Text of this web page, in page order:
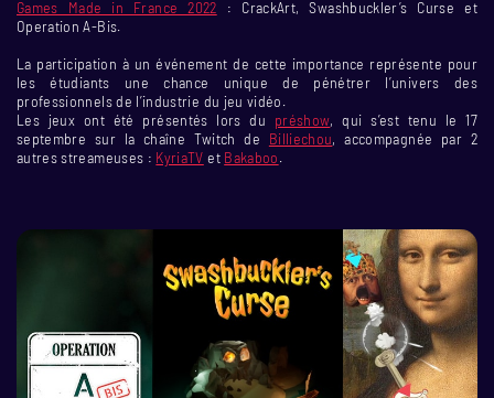
Games Made in France 2022 : CrackArt, Swashbuckler’s Curse et
Operation A-Bis.
La participation à un événement de cette importance représente pour
les étudiants une chance unique de pénétrer l’univers des
professionnels de l’industrie du jeu vidéo.
Les jeux ont été présentés lors du préshow, qui s’est tenu le 17
septembre sur la chaîne Twitch de Billiechou, accompagnée par 2
autres streameuses : KyriaTV et Bakaboo.